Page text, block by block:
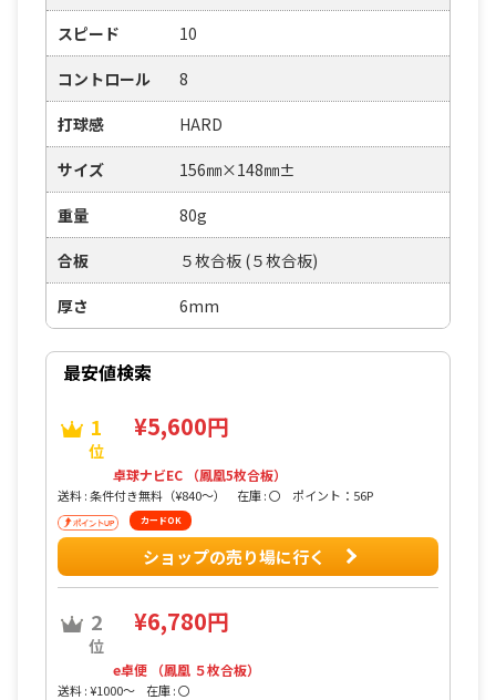
スピード 10
コントロール 8
打球感 HARD
サイズ 156㎜×148㎜±
重量 80g
合板 ５枚合板 (５枚合板)
厚さ 6mm
最安値検索
1
位
¥5,600円
卓球ナビEC （鳳凰5枚合板）
送料 : 条件付き無料（¥840〜） 在庫 : 〇 ポイント：56P
カードOK
ショップの売り場に行く
2
位
¥6,780円
e卓便 （鳳凰 ５枚合板）
送料 : ¥1000〜 在庫 : 〇